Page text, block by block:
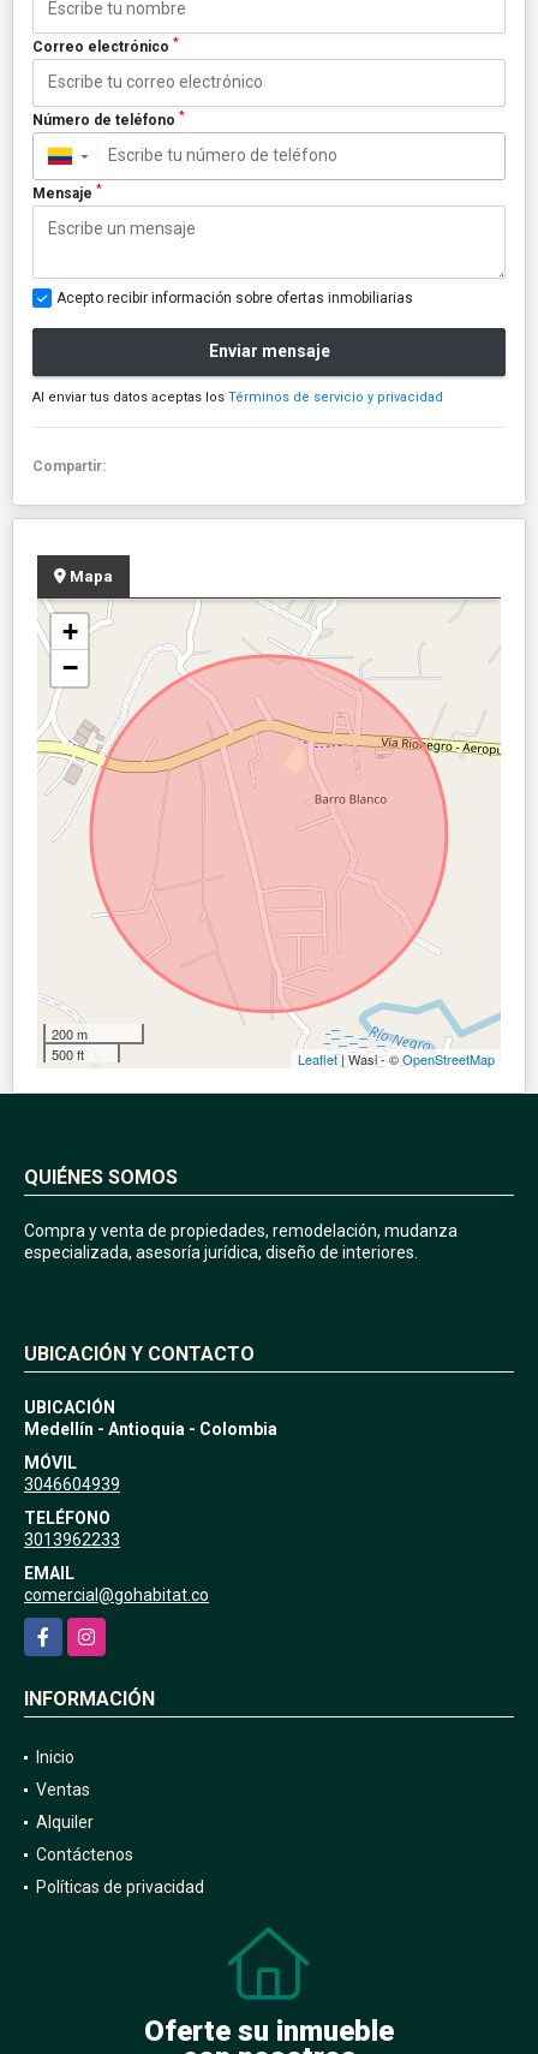
Correo electrónico *
Número de teléfono *
▼
Mensaje *
Acepto recibir información sobre ofertas inmobiliarias
Enviar mensaje
Al enviar tus datos aceptas los Términos de servicio y privacidad
Compartir:
Mapa
+
−
200 m
500 ft
Leaflet| Wasi - ©OpenStreetMap
QUIÉNES SOMOS
Compra y venta de propiedades, remodelación, mudanza
especializada, asesoría jurídica, diseño de interiores.
UBICACIÓN Y CONTACTO
UBICACIÓN
Medellín - Antioquia - Colombia
MÓVIL
3046604939
TELÉFONO
3013962233
EMAIL
comercial@gohabitat.co
FacebookInstagram
INFORMACIÓN
Inicio
Ventas
Alquiler
Contáctenos
Políticas de privacidad
Oferte su inmueble